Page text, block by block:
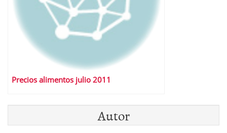
Precios alimentos julio 2011
Autor